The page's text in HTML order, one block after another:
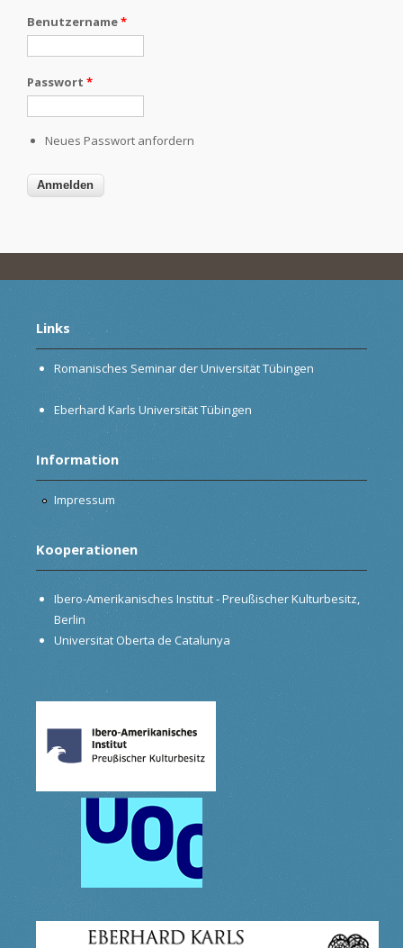
Benutzername*
Passwort *
Neues Passwort anfordern
Links
Romanisches Seminar der Universität Tübingen
Eberhard Karls Universität Tübingen
Information
Impressum
Kooperationen
Ibero-Amerikanisches Institut - Preußischer Kulturbesitz,
Berlin
Universitat Oberta de Catalunya